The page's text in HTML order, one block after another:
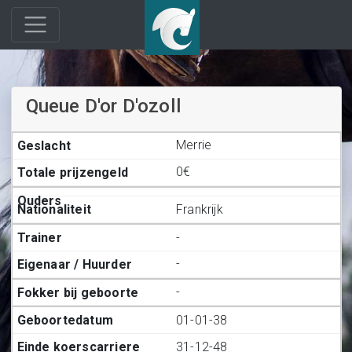
Queue D'or D'ozoll
Merrie
0€
Frankrijk
-
-
-
01-01-38
31-12-48